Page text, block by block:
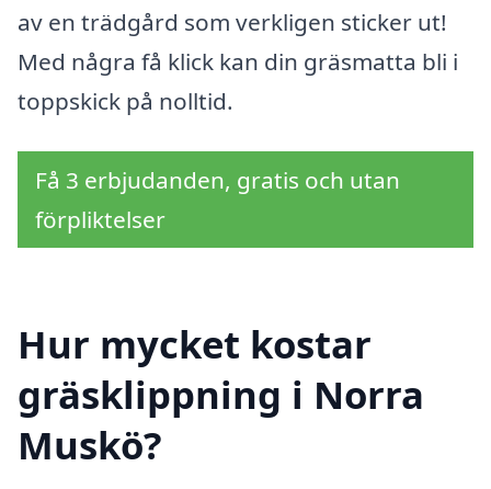
av en trädgård som verkligen sticker ut!
Med några få klick kan din gräsmatta bli i
toppskick på nolltid.
Få 3 erbjudanden, gratis och utan
förpliktelser
Hur mycket kostar
gräsklippning i Norra
Muskö?